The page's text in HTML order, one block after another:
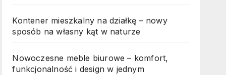
Kontener mieszkalny na działkę – nowy
sposób na własny kąt w naturze
Nowoczesne meble biurowe – komfort,
funkcjonalność i design w jednym